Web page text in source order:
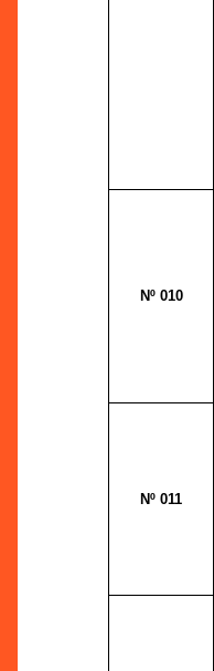
Nº 010
Nº 011